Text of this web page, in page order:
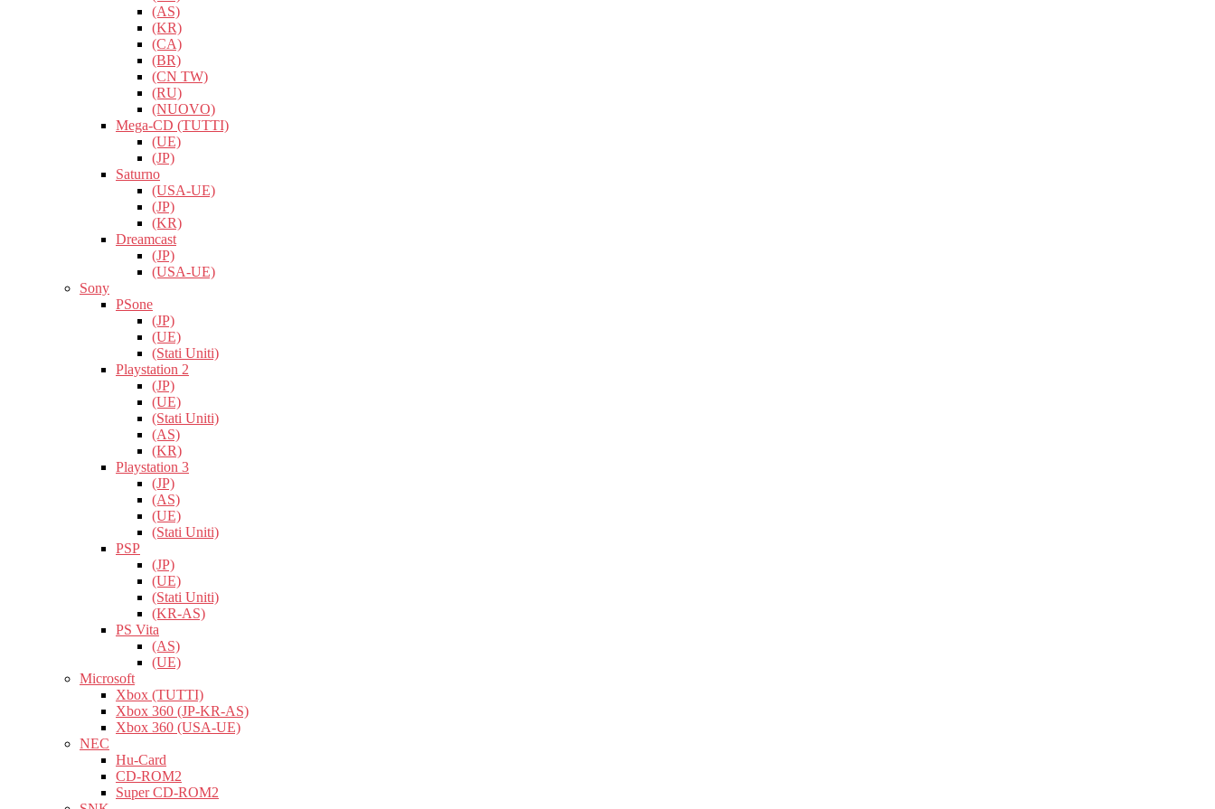
(AS)
(KR)
(CA)
(BR)
(CN TW)
(RU)
(NUOVO)
Mega-CD (TUTTI)
(UE)
(JP)
Saturno
(USA-UE)
(JP)
(KR)
Dreamcast
(JP)
(USA-UE)
Sony
PSone
(JP)
(UE)
(Stati Uniti)
Playstation 2
(JP)
(UE)
(Stati Uniti)
(AS)
(KR)
Playstation 3
(JP)
(AS)
(UE)
(Stati Uniti)
PSP
(JP)
(UE)
(Stati Uniti)
(KR-AS)
PS Vita
(AS)
(UE)
Microsoft
Xbox (TUTTI)
Xbox 360 (JP-KR-AS)
Xbox 360 (USA-UE)
NEC
Hu-Card
CD-ROM2
Super CD-ROM2